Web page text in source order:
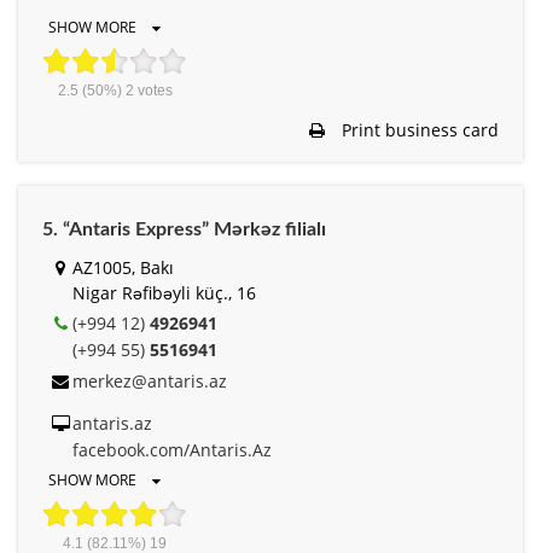
SHOW MORE
2.5 (50%) 2 votes
Print business card
5. “Antaris Express” Mərkəz filialı
AZ1005, Bakı
Nigar Rəfibəyli küç., 16
(+994 12) 4926941
(+994 55) 5516941
merkez@antaris.az
antaris.az
facebook.com/Antaris.Az
SHOW MORE
4.1 (82.11%) 19